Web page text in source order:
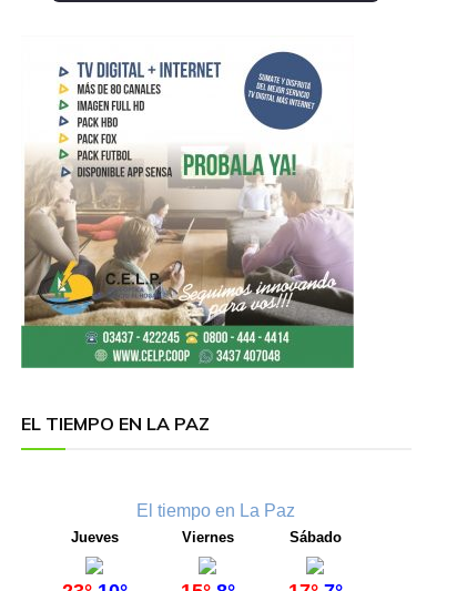
EL TIEMPO EN LA PAZ
El tiempo en La Paz
Jueves Viernes Sábado